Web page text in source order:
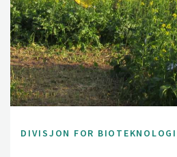
DIVISJON FOR